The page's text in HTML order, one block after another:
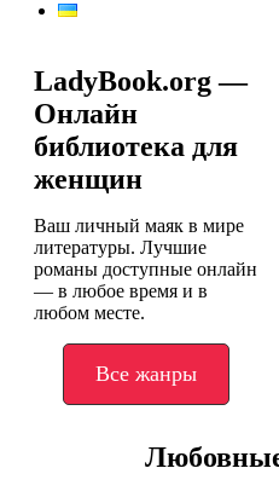
LadyBook.org —
Онлайн
библиотека для
женщин
Ваш личный маяк в мире
литературы. Лучшие
романы доступные онлайн
— в любое время и в
любом месте.
Все жанры